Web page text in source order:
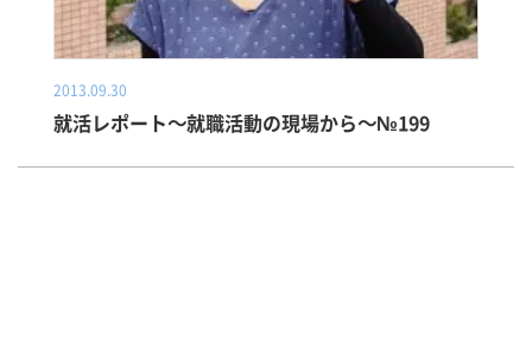
2013.09.30
就活レポート～就職活動の現場から～№199